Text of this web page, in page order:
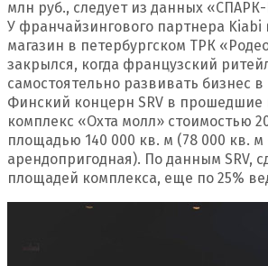
млн руб., следует из данных
У франчайзингового партнера Kiabi
магазин в петербургском ТРК
закрылся, когда французский
самостоятельно развивать бизнес в
Финский концерн SRV в
комплекс «Охта молл» стоимостью
площадью 140 000 кв. м (78 000 кв. м
арендопригодная). По данным SRV,
площадей комплекса, еще по 25%